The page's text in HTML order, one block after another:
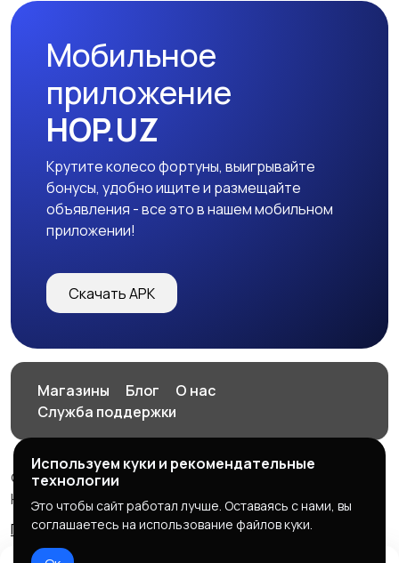
Мобильное
приложение
HOP.UZ
Крутите колесо фортуны, выигрывайте
бонусы, удобно ищите и размещайте
объявления - все это в нашем мобильном
приложении!
Скачать APK
Магазины Блог
О нас
Служба поддержки
© 2026 HOP.UZ
HOP.UZ
Правила сервиса
Политика конфиденциальности
Используем куки и рекомендательные
технологии
Это чтобы сайт работал лучше. Оставаясь с нами, вы
соглашаетесь на использование файлов куки.